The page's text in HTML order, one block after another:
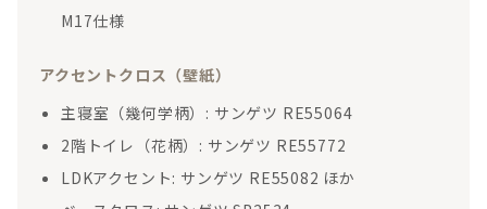
M17仕様
アクセントクロス（壁紙）
主寝室（幾何学柄）: サンゲツ RE55064
2階トイレ（花柄）: サンゲツ RE55772
LDKアクセント: サンゲツ RE55082 ほか